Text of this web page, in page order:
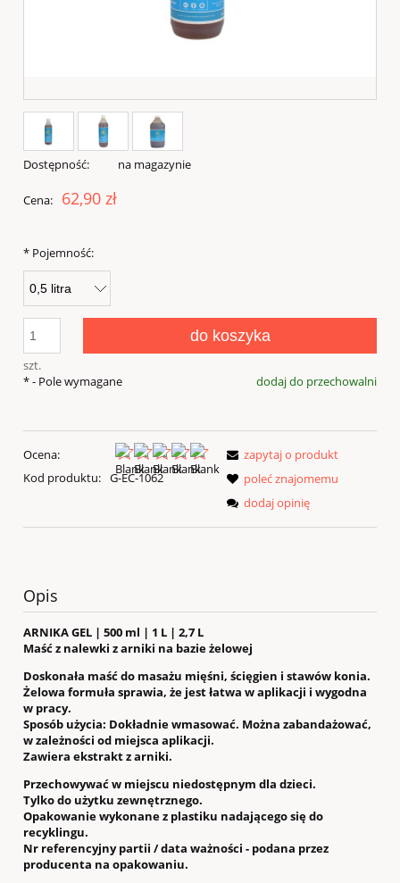
Dostępność: na magazynie
Cena: 62,90 zł
* Pojemność:
szt.
do koszyka
dodaj do przechowalni
*- Pole wymagane
Ocena:
Kod produktu: G-EC-1062
zapytaj o produkt
poleć znajomemu
dodaj opinię
Opis
ARNIKA GEL | 500 ml | 1 L | 2,7 L
Maść z nalewki z arniki na bazie żelowej
Doskonała maść do masażu mięśni, ścięgien i stawów konia.
Żelowa formuła sprawia, że jest łatwa w aplikacji i wygodna
w pracy.
Sposób użycia: Dokładnie wmasować. Można zabandażować,
w zależności od miejsca aplikacji.
Zawiera ekstrakt z arniki.
Przechowywać w miejscu niedostępnym dla dzieci.
Tylko do użytku zewnętrznego.
Opakowanie wykonane z plastiku nadającego się do
recyklingu.
Nr referencyjny partii / data ważności - podana przez
producenta na opakowaniu.